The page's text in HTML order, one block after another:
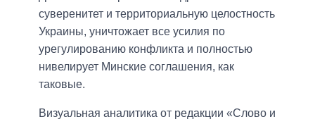
суверенитет и территориальную целостность
Украины, уничтожает все усилия по
урегулированию конфликта и полностью
нивелирует Минские соглашения, как
таковые.
Визуальная аналитика от редакции «Слово и